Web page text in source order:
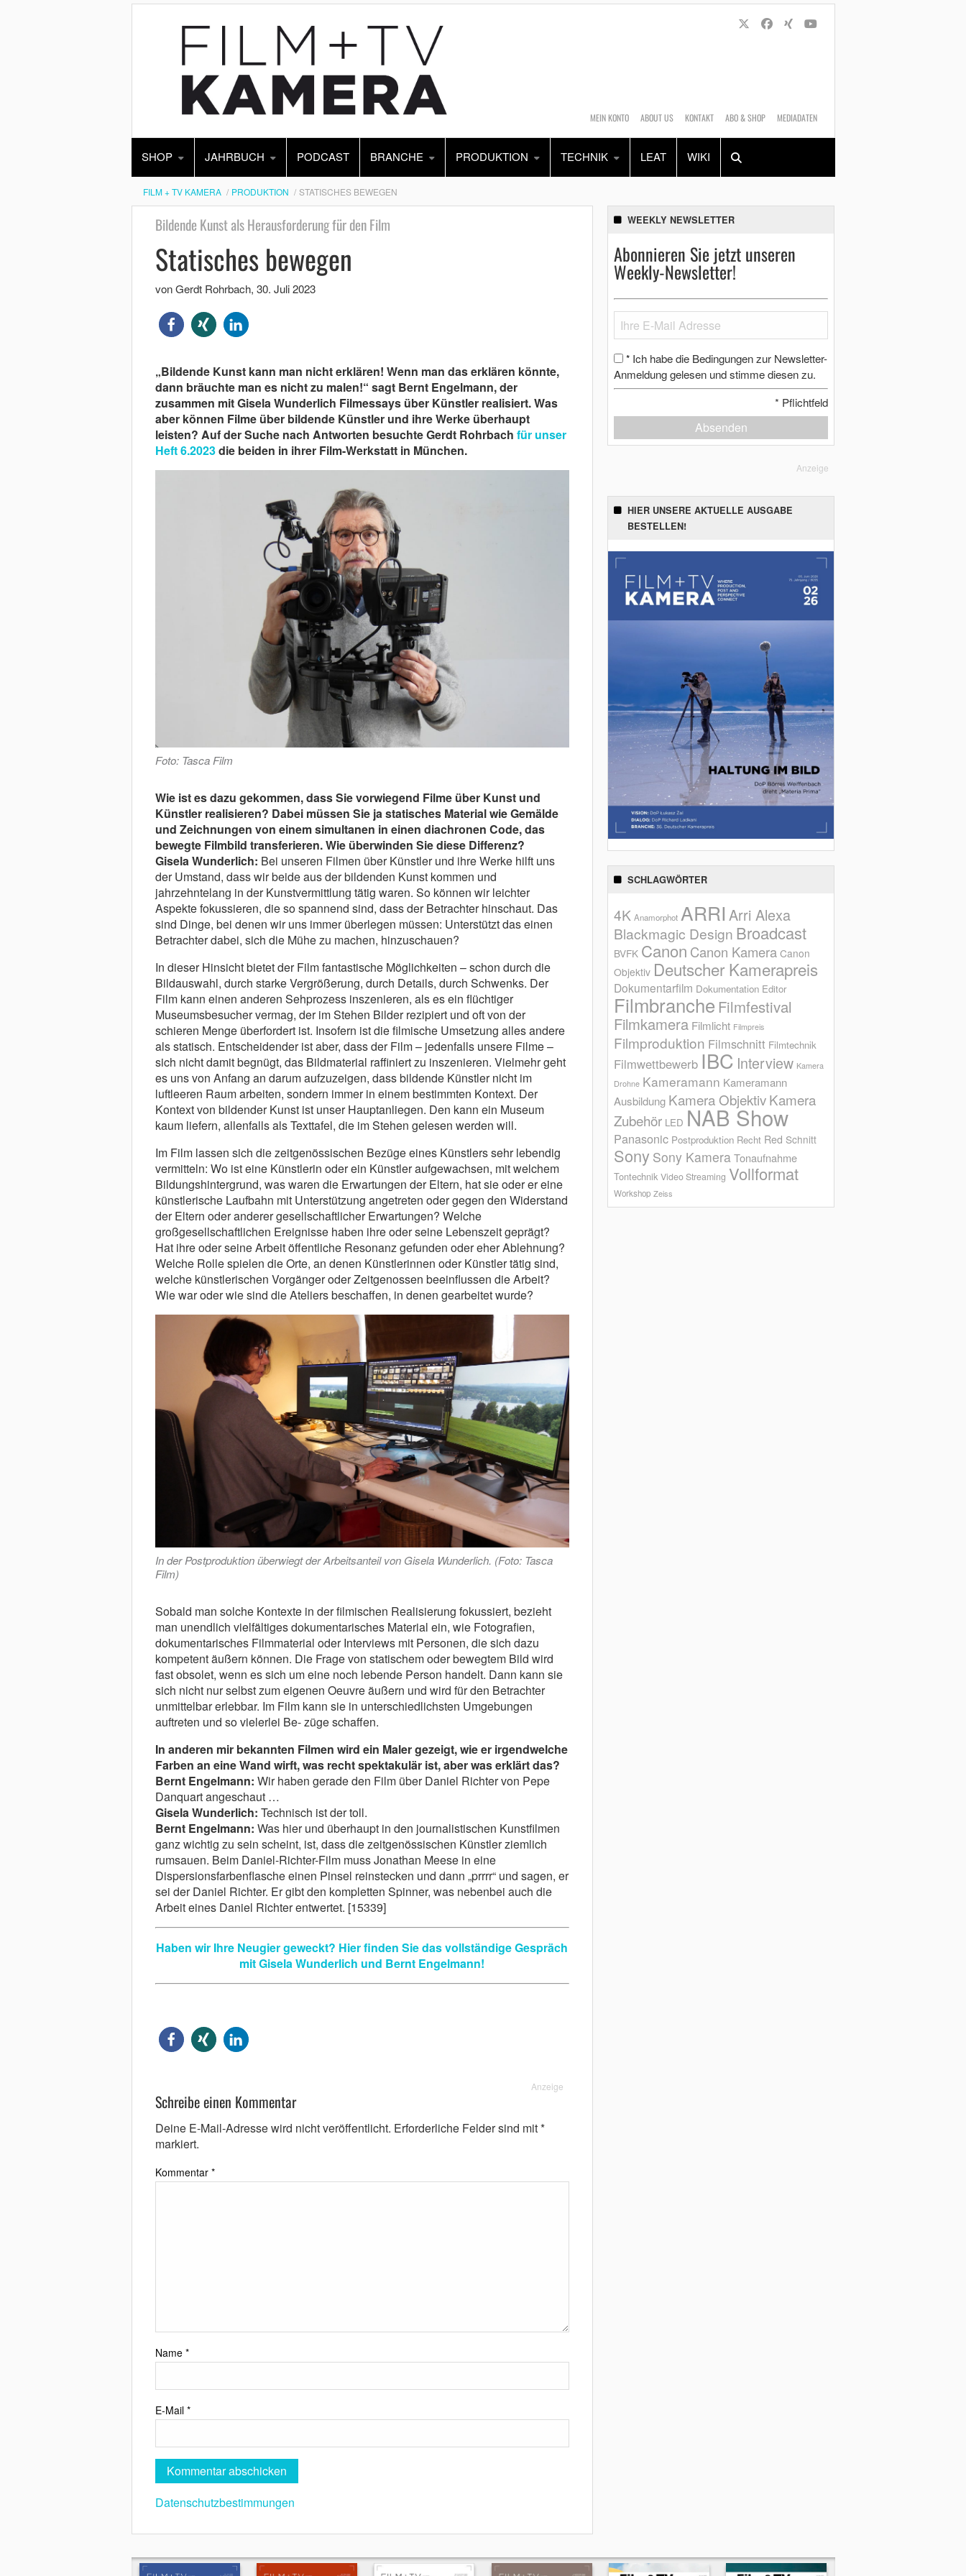
MEIN KONTO ABOUT US KONTAKT ABO & SHOP MEDIADATEN
SHOP JAHRBUCH PODCAST BRANCHE PRODUKTION TECHNIK LEAT WIKI
Alles Shop
FILM + TV KAMERA PRODUKTION STATISCHES BEWEGEN
Bildende Kunst als Herausforderung für den Film
Statisches bewegen
von Gerdt Rohrbach, 30. Juli 2023
„Bildende Kunst kann man nicht erklären! Wenn man das erklären könnte,
dann bräuchte man es nicht zu malen!“ sagt Bernt Engelmann, der
zusammen mit Gisela Wunderlich Filmessays über Künstler realisiert. Was
aber können Filme über bildende Künstler und ihre Werke überhaupt
leisten? Auf der Suche nach Antworten besuchte Gerdt Rohrbach für unser
Heft 6.2023die beiden in ihrer Film-Werkstatt in München.
Foto: Tasca Film
Wie ist es dazu gekommen, dass Sie vorwiegend Filme über Kunst und
Künstler realisieren? Dabei müssen Sie ja statisches Material wie Gemälde
und Zeichnungen von einem simultanen in einen diachronen Code, das
bewegte Filmbild transferieren. Wie überwinden Sie diese Differenz?
Gisela Wunderlich: Bei unseren Filmen über Künstler und ihre Werke hilft uns
der Umstand, dass wir beide aus der bildenden Kunst kommen und
jahrzehntelang in der Kunstvermittlung tätig waren. So können wir leichter
Aspekte fokussieren, die so spannend sind, dass der Betrachter hinschaut. Das
sind Dinge, bei denen wir uns immer überlegen müssen: Unterstützt das einen
Betrachter dabei, sich die Mühe zu machen, hinzuschauen?
In dieser Hinsicht bietet der Film fantastische Möglichkeiten – schon durch die
Bildauswahl, durch starke Vergrößerung, durch Details, durch Schwenks. Der
Film kann einen anderen Sehprozess inszenieren, als es ein flüchtiger
Museumsbesucher vermag, der im Stehen Bilder rezipiert und oft von der
schieren Menge überfordert ist. Insofern ist die filmische Umsetzung alles andere
als statisch. Entscheidender ist aber, dass der Film – jedenfalls unsere Filme –
sich nicht damit begnügt, das Bildmaterial raffiniert zu inszenieren. Vielmehr geht
es uns von Anfang an darum aufzuzeigen, dass bildende Künstler nicht im
luftleeren Raum arbeiten, sondern immer in einem bestimmten Kontext. Der
Kontext von bildender Kunst ist unser Hauptanliegen. Den kann ein Museum
kaum liefern, allenfalls als Texttafel, die im Stehen gelesen werden will.
Im Film lassen sich die zeitgenössischen Bezüge eines Künstlers sehr lebendig
vermitteln: Wo ist eine Künstlerin oder ein Künstler aufgewachsen, mit welchem
Bildungshintergrund, was waren die Erwartungen der Eltern, hat sie oder er eine
künstlerische Laufbahn mit Unterstützung angetreten oder gegen den Widerstand
der Eltern oder anderer gesellschaftlicher Erwartungen? Welche
großgesellschaftlichen Ereignisse haben ihre oder seine Lebenszeit geprägt?
Hat ihre oder seine Arbeit öffentliche Resonanz gefunden oder eher Ablehnung?
Welche Rolle spielen die Orte, an denen Künstlerinnen oder Künstler tätig sind,
welche künstlerischen Vorgänger oder Zeitgenossen beeinflussen die Arbeit?
Wie war oder wie sind die Ateliers beschaffen, in denen gearbeitet wurde?
In der Postproduktion überwiegt der Arbeitsanteil von Gisela Wunderlich. (Foto: Tasca
Film)
Sobald man solche Kontexte in der filmischen Realisierung fokussiert, bezieht
man unendlich vielfältiges dokumentarisches Material ein, wie Fotografien,
dokumentarisches Filmmaterial oder Interviews mit Personen, die sich dazu
kompetent äußern können. Die Frage von statischem oder bewegtem Bild wird
fast obsolet, wenn es sich um eine noch lebende Person handelt. Dann kann sie
sich nicht nur selbst zum eigenen Oeuvre äußern und wird für den Betrachter
unmittelbar erlebbar. Im Film kann sie in unterschiedlichsten Umgebungen
auftreten und so vielerlei Be- züge schaffen.
In anderen mir bekannten Filmen wird ein Maler gezeigt, wie er irgendwelche
Farben an eine Wand wirft, was recht spektakulär ist, aber was erklärt das?
Bernt Engelmann: Wir haben gerade den Film über Daniel Richter von Pepe
Danquart angeschaut …
Gisela Wunderlich: Technisch ist der toll.
Bernt Engelmann: Was hier und überhaupt in den journalistischen Kunstfilmen
ganz wichtig zu sein scheint, ist, dass die zeitgenössischen Künstler ziemlich
rumsauen. Beim Daniel-Richter-Film muss Jonathan Meese in eine
Dispersionsfarbenflasche einen Pinsel reinstecken und dann „prrrr“ und sagen, er
sei der Daniel Richter. Er gibt den kompletten Spinner, was nebenbei auch die
Arbeit eines Daniel Richter entwertet. [15339]
Haben wir Ihre Neugier geweckt? Hier finden Sie das vollständige Gespräch
mit Gisela Wunderlich und Bernt Engelmann!
Anzeige
Schreibe einen Kommentar
Deine E-Mail-Adresse wird nicht veröffentlicht. Erforderliche Felder sind mit*
markiert.
Kommentar *
Name *
E-Mail *
Datenschutzbestimmungen
WEEKLY NEWSLETTER
Abonnieren Sie jetzt unseren
Weekly-Newsletter!
* Ich habe die Bedingungen zur Newsletter-
Anmeldung gelesen und stimme diesen zu.
* Pflichtfeld
Absenden
Anzeige
HIER UNSERE AKTUELLE AUSGABE
BESTELLEN!
SCHLAGWÖRTER
4K Anamorphot ARRI Arri Alexa
Blackmagic Design Broadcast
BVFK Canon Canon Kamera Canon
Objektiv Deutscher Kamerapreis
Dokumentarfilm Dokumentation Editor
Filmbranche Filmfestival
Filmkamera Filmlicht Filmpreis
Filmproduktion Filmschnitt Filmtechnik
Filmwettbewerb IBC Interview Kamera
Drohne Kameramann Kameramann
Ausbildung Kamera ObjektivKamera
Zubehör LED NAB Show
Panasonic Postproduktion Recht Red Schnitt
Sony Sony KameraTonaufnahme
Tontechnik Video Streaming Vollformat
Workshop Zeiss